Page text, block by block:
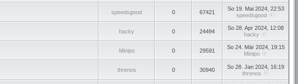
speedsgood 0 67421
So 19. Mai 2024, 22:53
speedsgood
hacky 0 24494
So 28. Apr 2024, 12:08
hacky
Minipo 0 29591
So 24. Mär 2024, 19:15
Minipo
threnos 0 30940
So 28. Jan 2024, 16:19
threnos